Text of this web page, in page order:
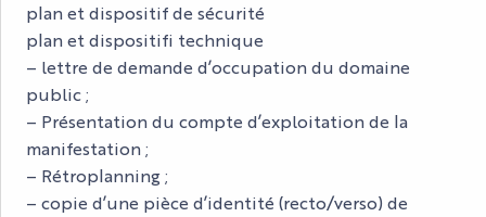
plan et dispositif de sécurité
plan et dispositifi technique
– lettre de demande d’occupation du domaine
public ;
– Présentation du compte d’exploitation de la
manifestation ;
– Rétroplanning ;
– copie d’une pièce d’identité (recto/verso) de